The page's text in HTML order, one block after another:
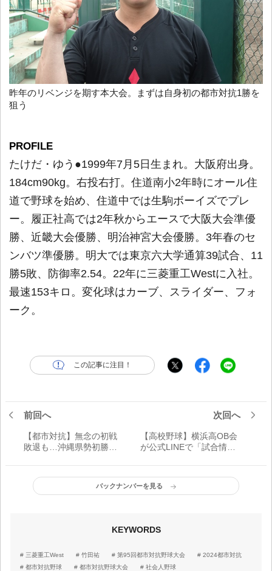
昨年のリベンジを期す本大会。まずは自身初の都市対抗1勝を
狙う
PROFILE
たけだ・ゆう●1999年7月5日生まれ。大阪府出身。
184cm90kg。右投右打。住道南小2年時にオール住
道で野球を始め、住道中では生駒ボーイズでプレ
ー。履正社高では2年秋からエースで大阪大会準優
勝、近畿大会優勝、明治神宮大会優勝。3年春のセ
ンバツ準優勝。明大では東京六大学通算39試合、11
勝5敗、防御率2.54。22年に三菱重工Westに入社。
最速153キロ。変化球はカーブ、スライダー、フォ
ーク。
この記事に注目！
前回へ
【都市対抗】無念の初戦
敗退も…沖縄県勢初勝利
尽くす田場亮平
次回へ
【高校野球】横浜高OB会
が公式LINEで「試合情
更新している理由
バックナンバーを見る
KEYWORDS
三菱重工West 竹田祐 第95回都市対抗野球大会
2024都市対抗
都市対抗野球
都市対抗野球大会 社会人野球